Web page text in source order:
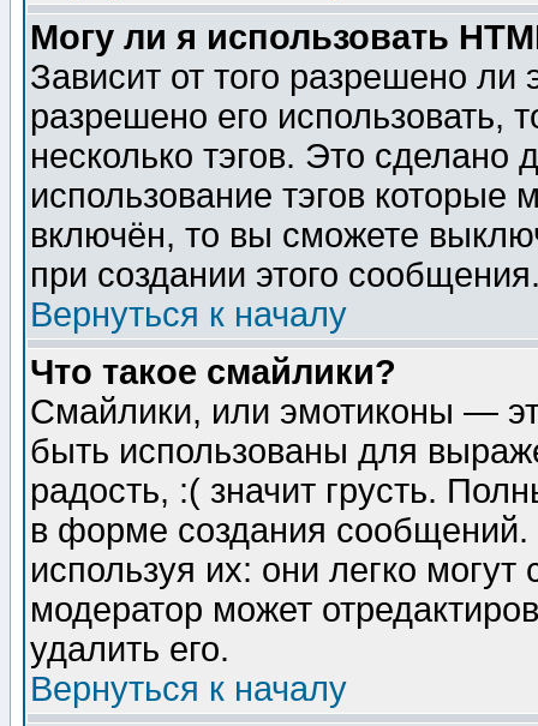
Могу ли я использовать
Зависит от того разрешено
разрешено его использовать,
несколько тэгов. Это сделано
использование тэгов
включён, то вы сможете
при создании этого
Вернуться к началу
Что такое смайлики?
Смайлики, или эмотиконы —
быть использованы для
радость, :( значит грусть.
в форме создания сообщений.
используя их: они легко
модератор может
удалить его.
Вернуться к началу